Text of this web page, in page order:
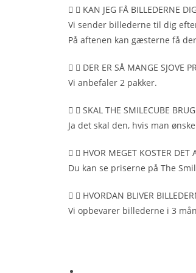
KAN JEG FÅ BILLEDERNE
Vi sender billederne til dig
På aftenen kan gæsterne få
DER ER SÅ MANGE SJOVE
Vi anbefaler 2 pakker.
SKAL THE SMILECUBE
Ja det skal den, hvis man
HVOR MEGET KOSTER DET
Du kan se priserne på The
HVORDAN BLIVER
Vi opbevarer billederne i 3